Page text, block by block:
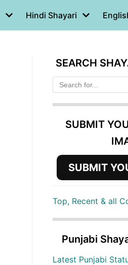
Hindi Shayari
SEARCH
SUBMIT
SUBMIT
Top, Recent & all
Punjabi
Latest Punjabi